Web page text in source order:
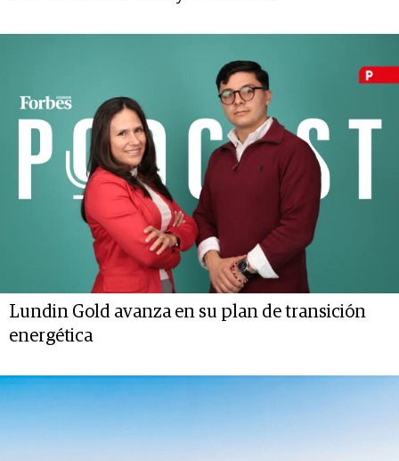
Lundin Gold avanza en su plan de transición
energética